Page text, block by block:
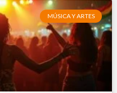
MÚSICA Y ARTES